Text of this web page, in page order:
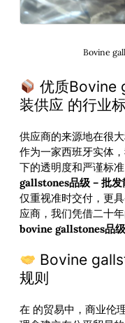
Bovine
优质Bovine
装供应 的行业
供应商的来源地在很
作为一家西班牙实体
下的透明度和严谨标
gallstones品级 – 批发
仅重视准时交付，更
应商，我们凭借二十
bovine gallstones品级
Bovine
规则
在 的贸易中，商业伦